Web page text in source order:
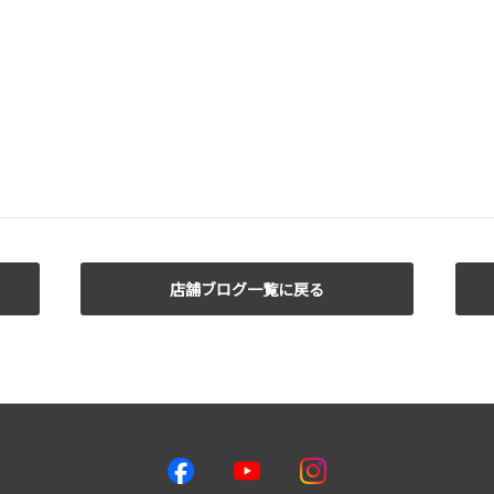
店舗ブログ一覧に戻る